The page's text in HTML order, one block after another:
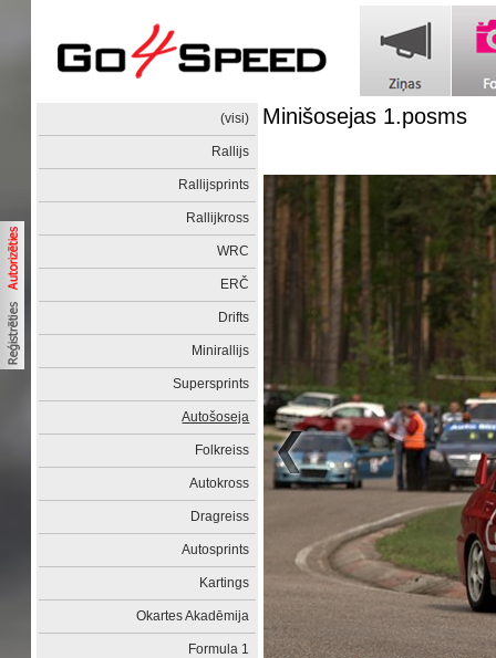
(visi)
Rallijs
Rallijsprints
Rallijkross
WRC
ERČ
Drifts
Minirallijs
Supersprints
Autošoseja
Folkreiss
Autokross
Dragreiss
Autosprints
Kartings
Okartes Akadēmija
Formula 1
Minišosejas 1.posms